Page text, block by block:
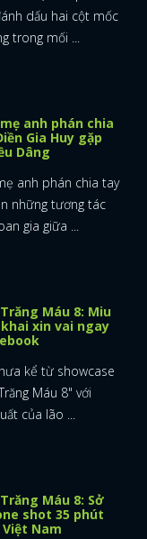
dấu hai cột mốc
trong mối ...
anh phán chia
Gia Huy gặp
Dâng
anh phán chia tay
những tương tác
gia giữa ...
Máu 8: Miu
xin vai ngay
kể từ showcase
Máu 8" với
của lão ...
Máu 8: Sở
shot 35 phút
Nam